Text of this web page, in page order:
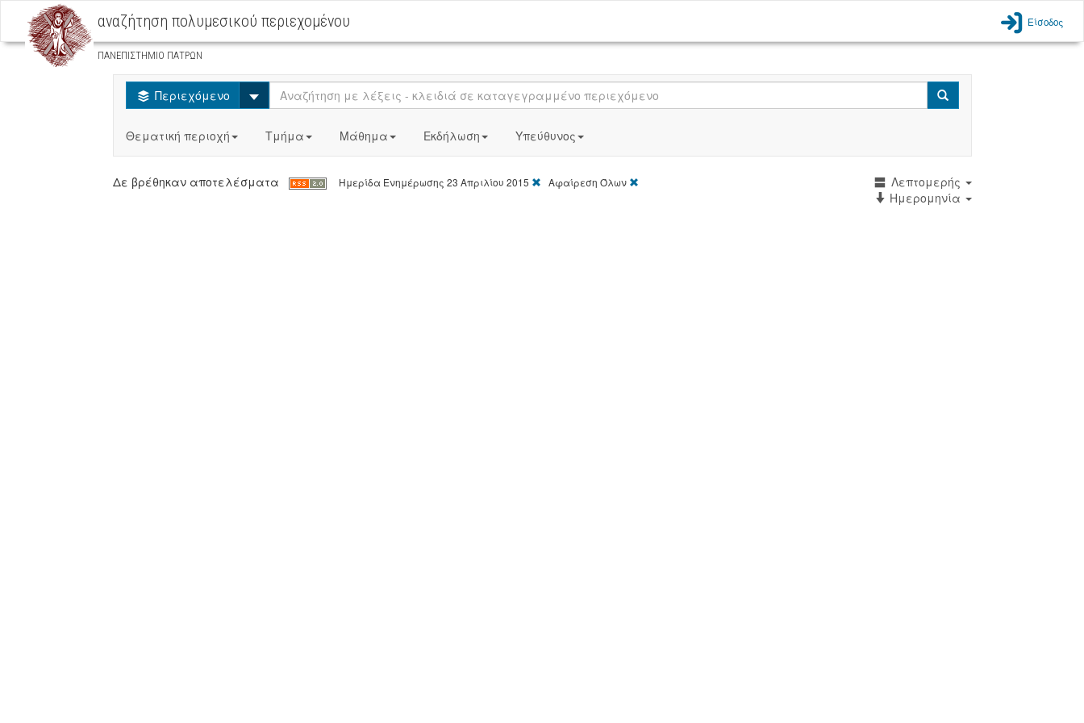
αναζήτηση πολυμεσικού περιεχομένου
ΠΑΝΕΠΙΣΤΗΜΙΟ ΠΑΤΡΩΝ
Είσοδος
Περιεχόμενο Select Search
Θεματική περιοχή Τμήμα Μάθημα Εκδήλωση Υπεύθυνος
Δε βρέθηκαν αποτελέσματα Ημερίδα Ενημέρωσης 23 Απριλίου 2015 [X]Αφαίρεση Όλων [X]
Λεπτομερής
Ημερομηνία